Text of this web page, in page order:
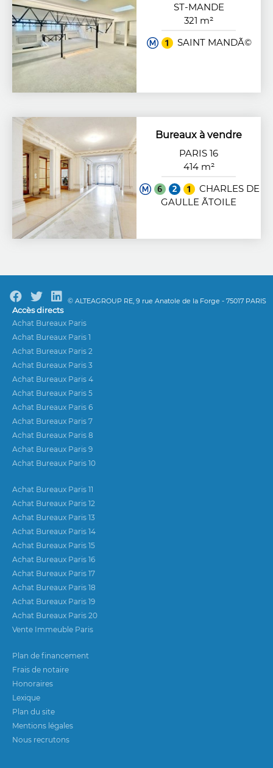
ST-MANDE
321 m²
SAINT MANDÃ©
Bureaux à vendre
PARIS 16
414 m²
CHARLES DE
GAULLE ÃTOILE
© ALTEAGROUP RE, 9 rue Anatole de la Forge - 75017 PARIS
Accès directs
Achat Bureaux Paris
Achat Bureaux Paris 1
Achat Bureaux Paris 2
Achat Bureaux Paris 3
Achat Bureaux Paris 4
Achat Bureaux Paris 5
Achat Bureaux Paris 6
Achat Bureaux Paris 7
Achat Bureaux Paris 8
Achat Bureaux Paris 9
Achat Bureaux Paris 10
Achat Bureaux Paris 11
Achat Bureaux Paris 12
Achat Bureaux Paris 13
Achat Bureaux Paris 14
Achat Bureaux Paris 15
Achat Bureaux Paris 16
Achat Bureaux Paris 17
Achat Bureaux Paris 18
Achat Bureaux Paris 19
Achat Bureaux Paris 20
Vente Immeuble Paris
Plan de financement
Frais de notaire
Honoraires
Lexique
Plan du site
Mentions légales
Nous recrutons